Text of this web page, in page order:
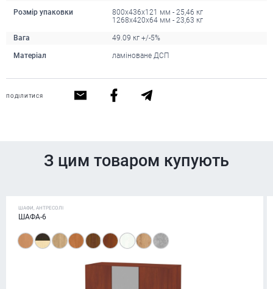
Розмір упаковки
800х436х121 мм - 25,46 кг
1268х420х64 мм - 23,63 кг
Вага 49.09 кг +/-5%
Матеріал ламіноване ДСП
ПОДІЛИТИСЯ
З цим товаром купують
ШАФИ, АНТРЕСОЛІ
ШАФА-6